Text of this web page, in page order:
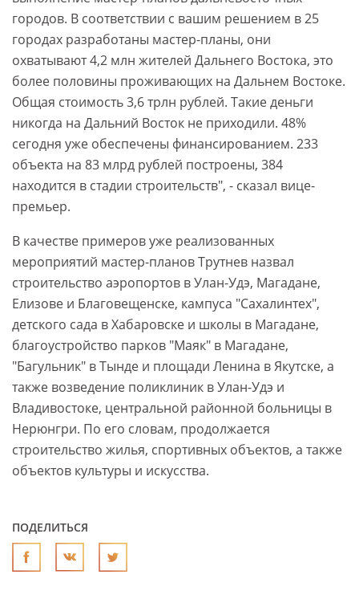
городов. В соответствии с вашим решением в 25
городах разработаны мастер-планы, они
охватывают 4,2 млн жителей Дальнего Востока, это
более половины проживающих на Дальнем Востоке.
Общая стоимость 3,6 трлн рублей. Такие деньги
никогда на Дальний Восток не приходили. 48%
сегодня уже обеспечены финансированием. 233
объекта на 83 млрд рублей построены, 384
находится в стадии строительств", - сказал вице-
премьер.
В качестве примеров уже реализованных
мероприятий мастер-планов Трутнев назвал
строительство аэропортов в Улан-Удэ, Магадане,
Елизове и Благовещенске, кампуса "Сахалинтех",
детского сада в Хабаровске и школы в Магадане,
благоустройство парков "Маяк" в Магадане,
"Багульник" в Тынде и площади Ленина в Якутске, а
также возведение поликлиник в Улан-Удэ и
Владивостоке, центральной районной больницы в
Нерюнгри. По его словам, продолжается
строительство жилья, спортивных объектов, а также
объектов культуры и искусства.
ПОДЕЛИТЬСЯ